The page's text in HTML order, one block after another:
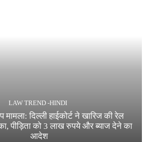
LAW TREND -HINDI
मामला: दिल्ली हाईकोर्ट ने खारिज की रेल
पीड़िता को 3 लाख रुपये और ब्याज देने का
आदेश